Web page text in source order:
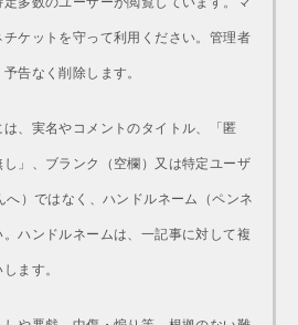
ケットを守って利用ください。管理者
告なく削除します。
、実名やコメントのタイトル、「匿
」、ブランク（空欄）又は特定ユーザ
へ）ではなく、ハンドルネーム（ペンネ
ハンドルネームは、一記事に対して複
ます。